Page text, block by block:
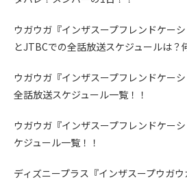
ウガウガ『インザスープフレンドケー
とJTBCでの全話放送スケジュールは？
ウガウガ『インザスープフレンドケー
全話放送スケジュール一覧！！
ウガウガ『インザスープフレンドケー
ケジュール一覧！！
ディズニープラス『インザスープウガ